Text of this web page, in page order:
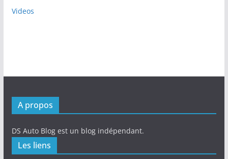
Videos
A propos
DS Auto Blog est un blog indépendant.
Les liens